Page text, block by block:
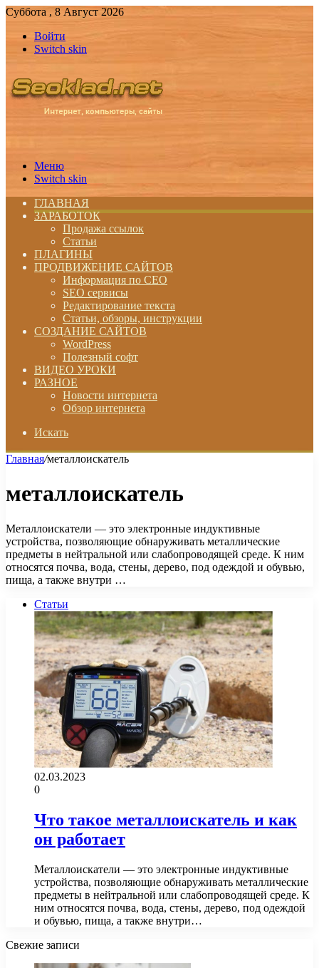
Суббота , 8 Август 2026
Войти
Switch skin
Меню
Switch skin
ГЛАВНАЯ
ЗАРАБОТОК
Продажа ссылок
Статьи
ПЛАГИНЫ
ПРОДВИЖЕНИЕ САЙТОВ
Информация по СЕО
SEO сервисы
Редактирование текста
Статьи, обзоры, инструкции
СОЗДАНИЕ САЙТОВ
WordPress
Полезный софт
ВИДЕО УРОКИ
РАЗНОЕ
Новости интернета
Обзор интернета
Искать
Главная/металлоискатель
металлоискатель
Металлоискатели — это электронные индуктивные
устройства, позволяющие обнаруживать металлические
предметы в нейтральной или слабопроводящей среде. К ним
относятся почва, вода, стены, дерево, под одеждой и обувью,
пища, а также внутри …
Статьи
02.03.2023
0
Что такое металлоискатель и как
он работает
Металлоискатели — это электронные индуктивные
устройства, позволяющие обнаруживать металлические
предметы в нейтральной или слабопроводящей среде. К
ним относятся почва, вода, стены, дерево, под одеждой
и обувью, пища, а также внутри…
Свежие записи